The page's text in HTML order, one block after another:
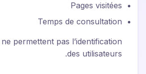
Pages visitées
Temps de consultation
permettent pas l’identification
des utilisateurs.